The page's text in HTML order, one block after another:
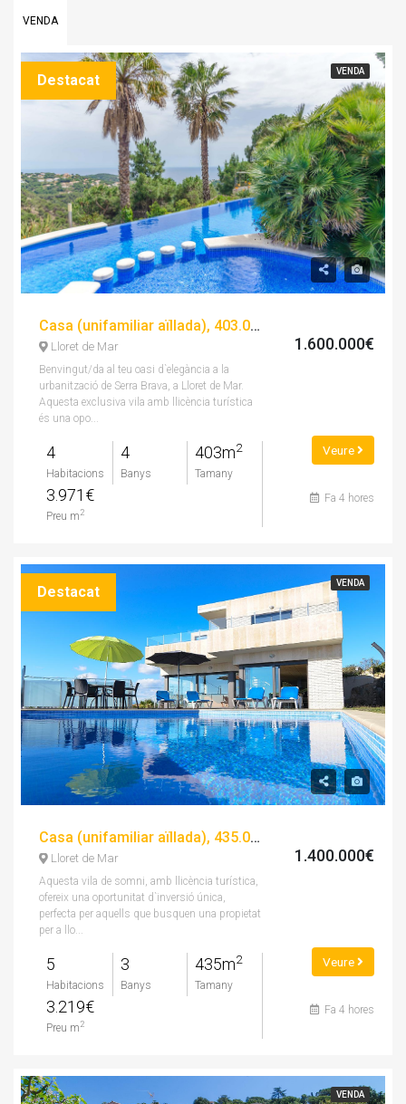
VENDA
VENDA
Destacat
Casa (unifamiliar aïllada), 403.00 m², 4 dorm, seminou
Lloret de Mar
Benvingut/da al teu oasi d`elegància a la
urbanització de Serra Brava, a Lloret de Mar.
Aquesta exclusiva vila amb llicència turística
és una opo...
4
Habitacions
4
Banys
403m2
Tamany
3.971€
Preu m 2
1.600.000€
Veure
Fa 4 hores
VENDA
Destacat
Casa (unifamiliar aïllada), 435.00 m², 5 dorm, seminou
Lloret de Mar
Aquesta vila de somni, amb llicència turística,
ofereix una oportunitat d`inversió única,
perfecta per aquells que busquen una propietat
per a llo...
5
Habitacions
3
Banys
435m2
Tamany
3.219€
Preu m 2
1.400.000€
Veure
Fa 4 hores
VENDA